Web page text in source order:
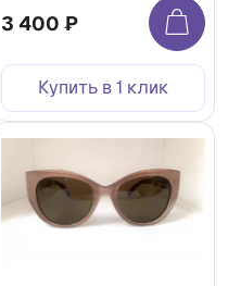
3 400 ₽
Купить в 1 клик